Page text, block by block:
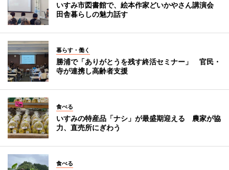
いすみ市図書館で、絵本作家どいかやさん講演会
田舎暮らしの魅力話す
暮らす・働く
勝浦で「ありがとうを残す終活セミナー」 官民・
寺が連携し高齢者支援
食べる
いすみの特産品「ナシ」が最盛期迎える 農家が協
力、直売所にぎわう
食べる